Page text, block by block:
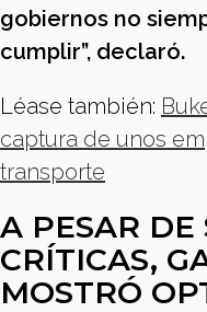
gobiernos no
cumplir”, declaró.
Léase también:
captura de unos
transporte
A PESAR DE
CRÍTICAS,
MOSTRÓ